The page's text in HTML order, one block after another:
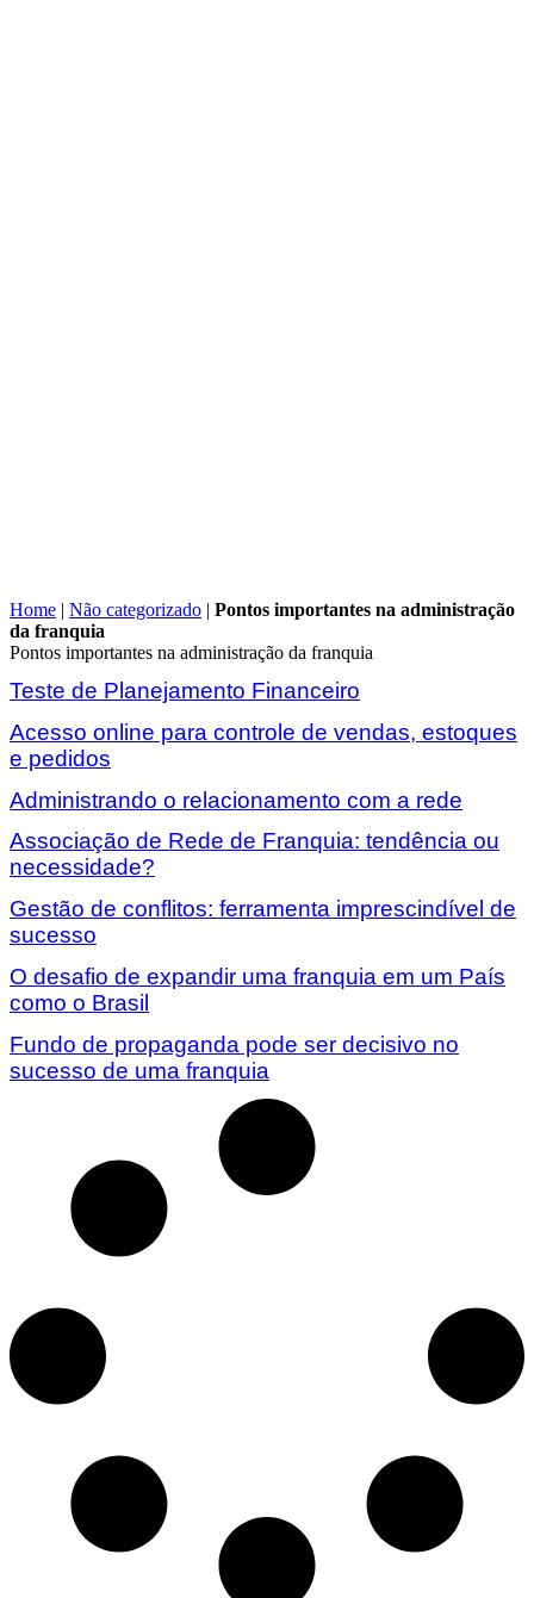
Home | Não categorizado | Pontos importantes na administração
da franquia
Pontos importantes na administração da franquia
Teste de Planejamento Financeiro
Acesso online para controle de vendas, estoques
e pedidos
Administrando o relacionamento com a rede
Associação de Rede de Franquia: tendência ou
necessidade?
Gestão de conflitos: ferramenta imprescindível de
sucesso
O desafio de expandir uma franquia em um País
como o Brasil
Fundo de propaganda pode ser decisivo no
sucesso de uma franquia